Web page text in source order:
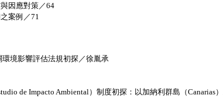
因應對策／64
案例／71
境影響評估法規初探／徐胤承
de Impacto Ambiental）制度初探：以加納利群島（Canarias